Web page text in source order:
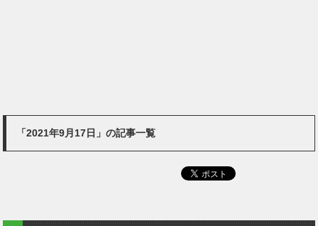
「2021年9月17日」の記事一覧